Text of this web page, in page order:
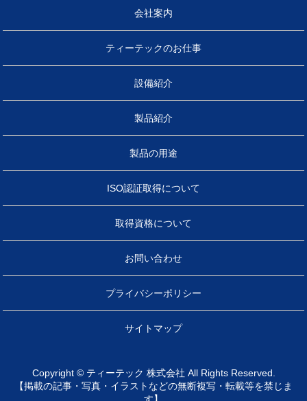
会社案内
ティーテックのお仕事
設備紹介
製品紹介
製品の用途
ISO認証取得について
取得資格について
お問い合わせ
プライバシーポリシー
サイトマップ
Copyright © ティーテック 株式会社 All Rights Reserved.
【掲載の記事・写真・イラストなどの無断複写・転載等を禁じま